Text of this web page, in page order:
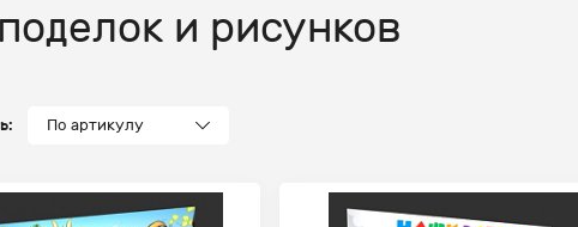
и рисунков
По артикулу